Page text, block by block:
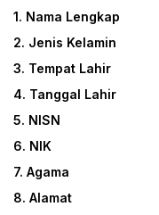
1. Nama
2. Jenis
3. Tempat
4. Tanggal
5.
6.
7.
8.